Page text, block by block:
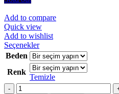
Add to compare
Quick view
Add to wishlist
SeçeneklerBu
ürünün
birden
fazla
varyasyonu
Beden
Renk
Temizle
Miktar